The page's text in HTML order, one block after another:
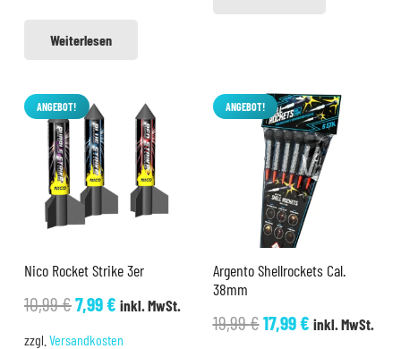
Weiterlesen
ANGEBOT!
Nico Rocket Strike 3er
10,99€Ursprünglicher
7,99€Aktueller
inkl. MwSt.
zzgl. Versandkosten
ANGEBOT!
Argento Shellrockets Cal.
38mm
19,99€Ursprünglicher
17,99€Aktueller
inkl. MwSt.